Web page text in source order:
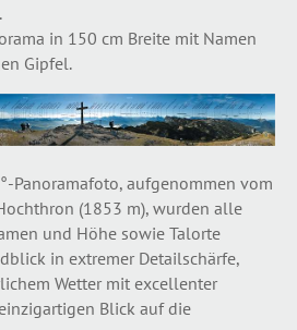
in 150 cm Breite mit Namen
Gipfel.
Panoramafoto, aufgenommen vom
(1853 m), wurden alle
und Höhe sowie Talorte
in extremer Detailschärfe,
Wetter mit excellenter
Blick auf die